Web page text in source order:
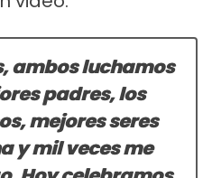
ambos luchamos
padres, los
mejores seres
y mil veces me